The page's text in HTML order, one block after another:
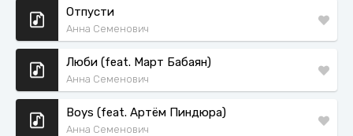
Отпусти
Анна Семенович
Люби (feat. Март Бабаян)
Анна Семенович
Boys (feat. Артём Пиндюра)
Анна Семенович